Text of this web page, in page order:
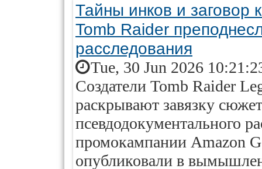
Тайны инков и заговор
Tomb Raider
расследования
Tue, 30 Jun 2026
Создатели Tomb Raider
раскрывают завязку
псевдодокументального
промокампании Amazon
опубликовали в